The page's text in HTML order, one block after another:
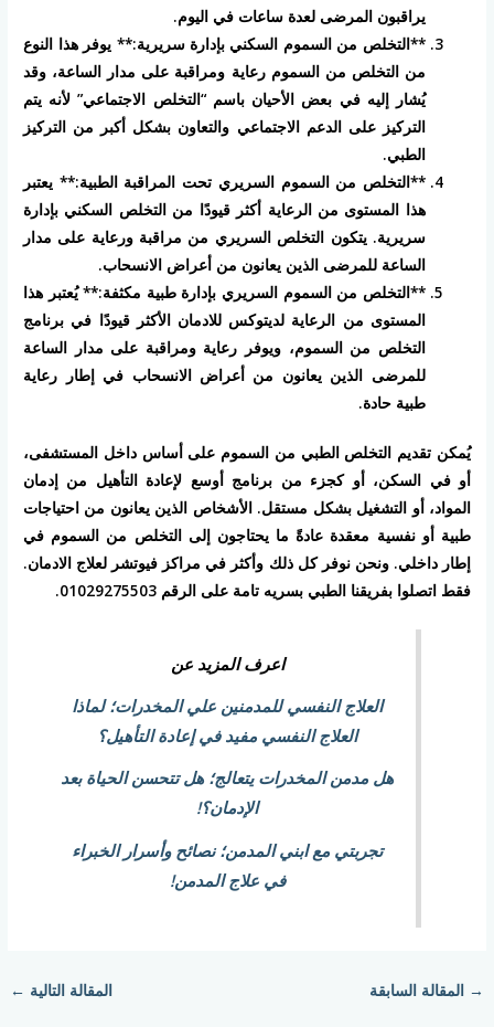
يراقبون المرضى لعدة ساعات في اليوم.
**التخلص من السموم السكني بإدارة سريرية:** يوفر هذا النوع
من التخلص من السموم رعاية ومراقبة على مدار الساعة، وقد
يُشار إليه في بعض الأحيان باسم “التخلص الاجتماعي” لأنه يتم
التركيز على الدعم الاجتماعي والتعاون بشكل أكبر من التركيز
الطبي.
**التخلص من السموم السريري تحت المراقبة الطبية:** يعتبر
هذا المستوى من الرعاية أكثر قيودًا من التخلص السكني بإدارة
سريرية. يتكون التخلص السريري من مراقبة ورعاية على مدار
الساعة للمرضى الذين يعانون من أعراض الانسحاب.
**التخلص من السموم السريري بإدارة طبية مكثفة:** يُعتبر هذا
المستوى من الرعاية لديتوكس للادمان الأكثر قيودًا في برنامج
التخلص من السموم، ويوفر رعاية ومراقبة على مدار الساعة
للمرضى الذين يعانون من أعراض الانسحاب في إطار رعاية
طبية حادة.
يُمكن تقديم التخلص الطبي من السموم على أساس داخل المستشفى،
أو في السكن، أو كجزء من برنامج أوسع لإعادة التأهيل من إدمان
المواد، أو التشغيل بشكل مستقل. الأشخاص الذين يعانون من احتياجات
طبية أو نفسية معقدة عادةً ما يحتاجون إلى التخلص من السموم في
إطار داخلي. ونحن نوفر كل ذلك وأكثر في مراكز فيوتشر لعلاج الادمان.
فقط اتصلوا بفريقنا الطبي بسريه تامة على الرقم 01029275503.
اعرف المزيد عن
العلاج النفسي للمدمنين علي المخدرات؛ لماذا
العلاج النفسي مفيد في إعادة التأهيل؟
هل مدمن المخدرات يتعالج؛ هل تتحسن الحياة بعد
الإدمان؟!
تجربتي مع ابني المدمن؛ نصائح وأسرار الخبراء
في علاج المدمن!
→ المقالة السابقة المقالة التالية ←